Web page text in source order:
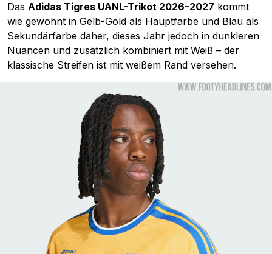
Das Adidas Tigres UANL-Trikot 2026–2027 kommt
wie gewohnt in Gelb-Gold als Hauptfarbe und Blau als
Sekundärfarbe daher, dieses Jahr jedoch in dunkleren
Nuancen und zusätzlich kombiniert mit Weiß – der
klassische Streifen ist mit weißem Rand versehen.